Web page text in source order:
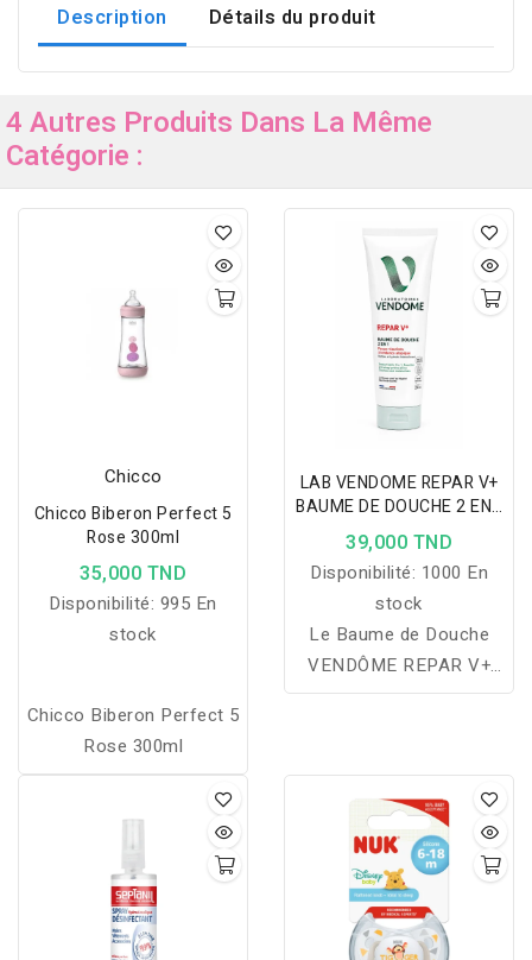
Description Détails du produit
4 Autres Produits Dans La Même
Catégorie :
Chicco
Chicco Biberon Perfect 5
Rose 300ml
35,000 TND
Disponibilité: 995 En
stock
Chicco Biberon Perfect 5
Rose 300ml
LAB VENDOME REPAR V+
BAUME DE DOUCHE 2 EN1
250G
39,000 TND
Disponibilité: 1000 En
stock
Le Baume de Douche
VENDÔME REPAR V+
nettoie, apaise et nourrit
en renforçant la barrière
cutanée pour un confort
durable.